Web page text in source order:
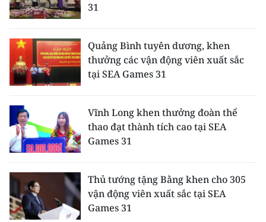
31
Quảng Bình tuyên dương, khen
thưởng các vận động viên xuất sắc
tại SEA Games 31
Vĩnh Long khen thưởng đoàn thể
thao đạt thành tích cao tại SEA
Games 31
Thủ tướng tặng Bằng khen cho 305
vận động viên xuất sắc tại SEA
Games 31